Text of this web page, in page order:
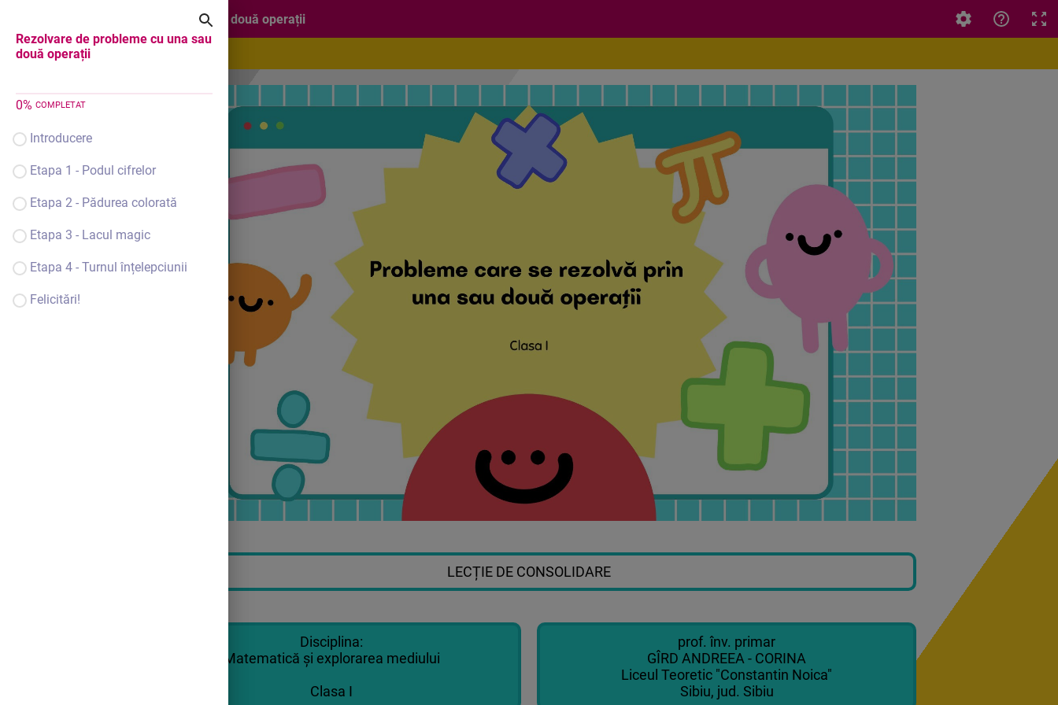
Rezolvare de probleme cu una sau
două operații
0% COMPLETAT
Introducere
Etapa 1 - Podul cifrelor
Etapa 2 - Pădurea colorată
Etapa 3 - Lacul magic
Etapa 4 - Turnul înțelepciunii
Felicitări!
Rezolvare de probleme cu una sau două operații
LECȚIE DE CONSOLIDARE
Disciplina:
Matematică și explorarea mediului
Clasa I
prof. înv. primar
GÎRD ANDREEA - CORINA
Liceul Teoretic "Constantin Noica"
Sibiu, jud. Sibiu